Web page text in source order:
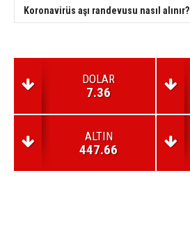
Koronavirüs aşı randevusu nasıl alınır?
DOLAR
7.36
ALTIN
447.66